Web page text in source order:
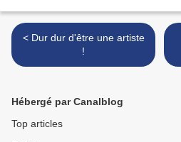
< Dur dur d'être une artiste
!
Hébergé par Canalblog
Top articles